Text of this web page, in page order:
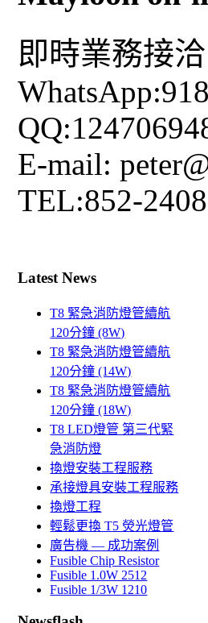
即時業務接洽
E-mail:
TEL:852-
Latest News
T8 緊急消防燈管續航
120分鐘 (8W)
T8 緊急消防燈管續航
120分鐘 (14W)
T8 緊急消防燈管續航
120分鐘 (18W)
T8 LED燈管 第三代緊
急消防燈
換燈安裝工程服務
承接燈具安裝工程服務
換燈工程
輕鬆更換 T5 熒光燈管
廣告機 — 成功案例
Fusible Chip Resistor
Fusible 1.0W 2512
Fusible 1/3W 1210